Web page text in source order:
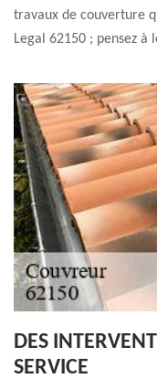
travaux de couverture
Legal 62150 ; pensez
DES
SERVICE